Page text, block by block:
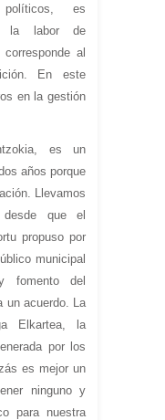
políticos, es
la labor de
al
En este
en la gestión
es un
años porque
Llevamos
que el
propuso por
municipal
fomento del
un acuerdo. La
Elkartea, la
por los
es mejor un
ninguno y
para nuestra